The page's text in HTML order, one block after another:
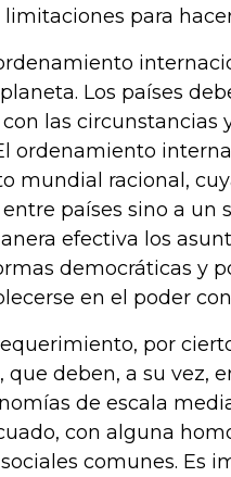
para
Los países
las circunstancias
ordenamiento
mundial racional,
entre países sino a
efectiva los
democráticas y
en el poder
por
que deben, a su vez,
de escala
con alguna
comunes. Es